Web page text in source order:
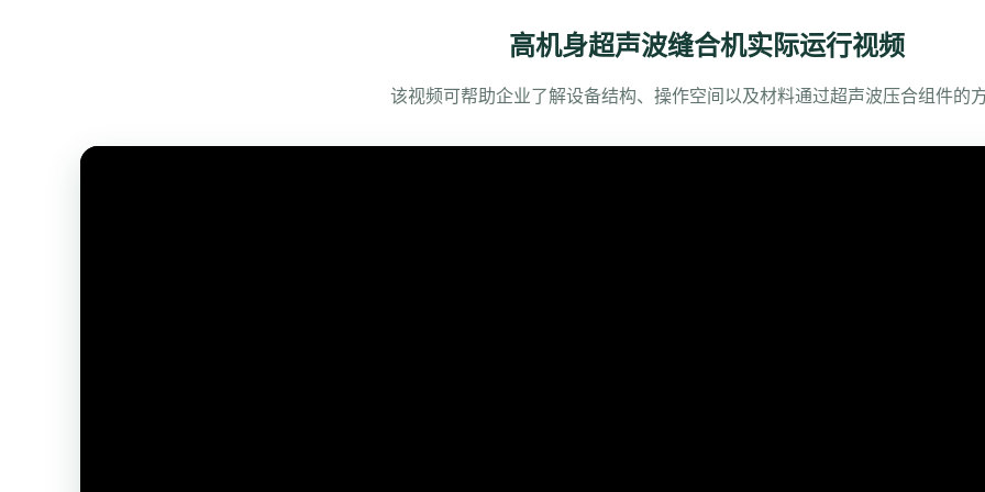
高机身超声波缝合机实际运行视频
该视频可帮助企业了解设备结构、操作空间以及材料通过超声波压合组件的